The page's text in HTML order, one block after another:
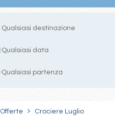
Qualsiasi destinazione
Qualsiasi data
Qualsiasi partenza
Offerte Crociere Luglio